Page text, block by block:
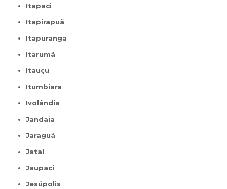
Itapaci
Itapirapuã
Itapuranga
Itarumã
Itauçu
Itumbiara
Ivolândia
Jandaia
Jaraguá
Jataí
Jaupaci
Jesúpolis